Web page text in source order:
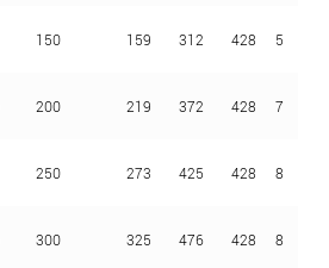
150 159 312 428 5
200 219 372 428 7
250 273 425 428 8
300 325 476 428 8